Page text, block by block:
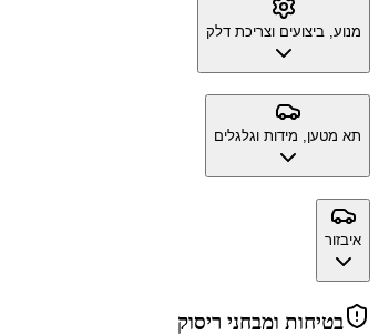
מנוע, ביצועים וצריכת דלק
תא מטען, מידות וגלגלים
איבזור
בטיחות ומבחני ריסוק